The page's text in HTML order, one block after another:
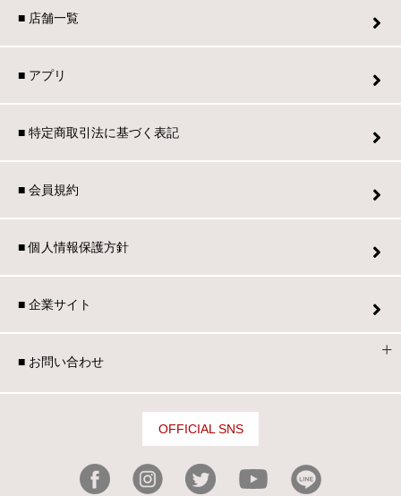
■ 店舗一覧
■ アプリ
■ 特定商取引法に基づく表記
■ 会員規約
■ 個人情報保護方針
■ 企業サイト
■ お問い合わせ
OFFICIAL SNS